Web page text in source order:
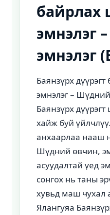
байрлах
эмнэлэг
эмнэлэг
Баянзүрх
эмнэлэг –
Баянзүрх
хайж буй
анхаарлаа нааш
Шүдний өвчин,
асуудалтай үед
сонгох нь таны
хувьд маш чухал
Ялангуяа